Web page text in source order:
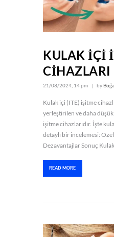
KULAK İÇİ
CİHAZLARI
21/08/2024, 14 pm by
Kulak içi (ITE) işitme
yerleştirilen ve daha
işitme cihazlarıdır. İşte
detaylı bir incelemesi:
Dezavantajlar Sonuç Kulak
READ MORE